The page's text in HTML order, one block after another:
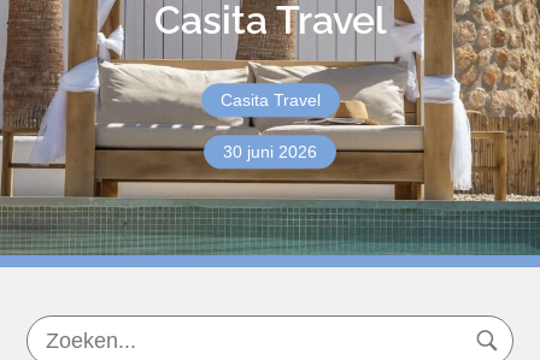
Casita Travel
Casita Travel
30 juni 2026